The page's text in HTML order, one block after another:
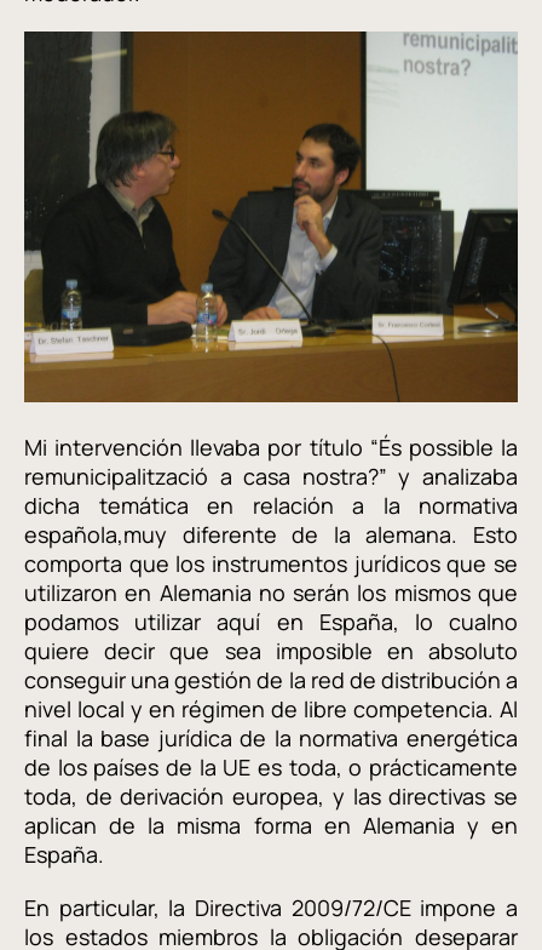
Mi intervención llevaba por título “És possible la
remunicipalització a casa nostra?” y analizaba
dicha temática en relación a la normativa
española,muy diferente de la alemana. Esto
comporta que los instrumentos jurídicos que se
utilizaron en Alemania no serán los mismos que
podamos utilizar aquí en España, lo cualno
quiere decir que sea imposible en absoluto
conseguir una gestión de la red de distribución a
nivel local y en régimen de libre competencia. Al
final la base jurídica de la normativa energética
de los países de la UE es toda, o prácticamente
toda, de derivación europea, y las directivas se
aplican de la misma forma en Alemania y en
España.
En particular, la Directiva 2009/72/CE impone a
los estados miembros la obligación deseparar